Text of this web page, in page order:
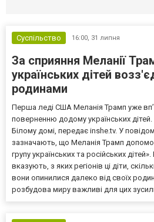
Суспільство 16:00, 31 липня
За сприяння Меланії
українських дітей
родинами
Перша леді США Меланія Трамп уже
поверненню додому українських
Білому домі, передає inshe.tv. У
зазначають, що Меланія Трамп
групу українських та російських
вказують, з яких регіонів ці діти,
вони опинилися далеко від своїх
розбудова миру важливі для цих